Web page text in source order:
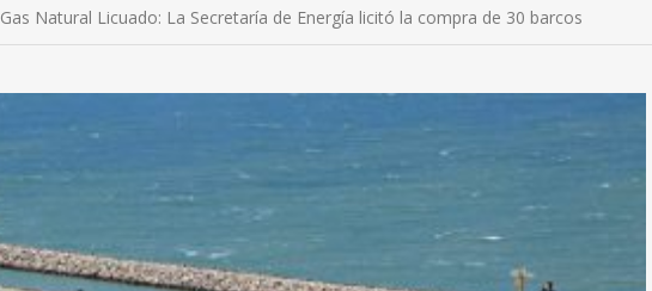
Gas Natural Licuado: La Secretaría de Energía licitó la compra de 30 barcos